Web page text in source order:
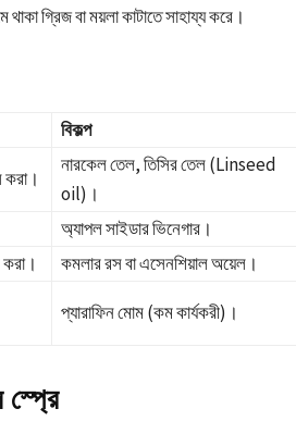
গ্রিজ বা ময়লা কাটাতে সাহায্য করে।
বিকল্প
করা।
নারকেল তেল, তিসির তেল (Linseed
oil)।
অ্যাপল সাইডার ভিনেগার।
কমলার রস বা এসেনশিয়াল অয়েল।
প্যারাফিন মোম (কম কার্যকরী)।
স্প্রে